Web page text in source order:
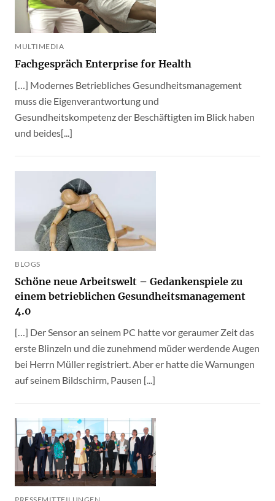
MULTIMEDIA
Fachgespräch Enterprise for Health
[…] Modernes Betriebliches Gesundheitsmanagement
muss die Eigenverantwortung und
Gesundheitskompetenz der Beschäftigten im Blick haben
und beides[...]
BLOGS
Schöne neue Arbeitswelt – Gedankenspiele zu
einem betrieblichen Gesundheitsmanagement
4.0
[…] Der Sensor an seinem PC hatte vor geraumer Zeit das
erste Blinzeln und die zunehmend müder werdende Augen
bei Herrn Müller registriert. Aber er hatte die Warnungen
auf seinem Bildschirm, Pausen [...]